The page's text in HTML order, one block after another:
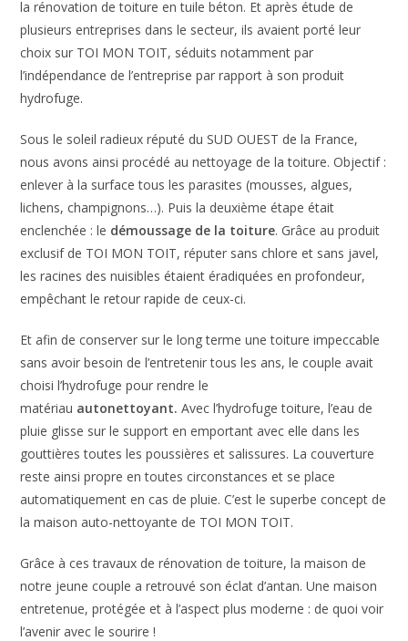
la rénovation de toiture en tuile béton. Et après étude de
plusieurs entreprises dans le secteur, ils avaient porté leur
choix sur TOI MON TOIT, séduits notamment par
l’indépendance de l’entreprise par rapport à son produit
hydrofuge.
Sous le soleil radieux réputé du SUD OUEST de la France,
nous avons ainsi procédé au nettoyage de la toiture. Objectif :
enlever à la surface tous les parasites (mousses, algues,
lichens, champignons…). Puis la deuxième étape était
enclenchée : le démoussage de la toiture. Grâce au produit
exclusif de TOI MON TOIT, réputer sans chlore et sans javel,
les racines des nuisibles étaient éradiquées en profondeur,
empêchant le retour rapide de ceux-ci.
Et afin de conserver sur le long terme une toiture impeccable
sans avoir besoin de l’entretenir tous les ans, le couple avait
choisi l’hydrofuge pour rendre le
matériau autonettoyant. Avec l’hydrofuge toiture, l’eau de
pluie glisse sur le support en emportant avec elle dans les
gouttières toutes les poussières et salissures. La couverture
reste ainsi propre en toutes circonstances et se place
automatiquement en cas de pluie. C’est le superbe concept de
la maison auto-nettoyante de TOI MON TOIT.
Grâce à ces travaux de rénovation de toiture, la maison de
notre jeune couple a retrouvé son éclat d’antan. Une maison
entretenue, protégée et à l’aspect plus moderne : de quoi voir
l’avenir avec le sourire !